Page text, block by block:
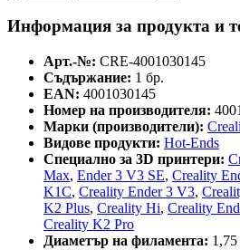
Информация за продукта и
Арт.-№: CRE-4001030145
Съдържание: 1 бр.
EAN: 4001030145
Номер на производителя:
Марки (производители):
Видове продукти: Hot-Ends
Специално за 3D принтери:
Max, Ender 3 V3 SE, Creality
K1C, Creality Ender 3 V3,
K2 Plus, Creality Hi, Creality
Creality K2 Pro
Диаметър на филамента: